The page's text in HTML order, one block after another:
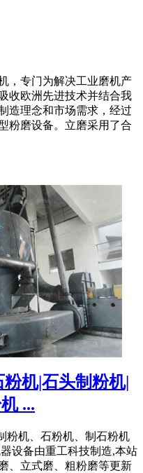
，专门为解决工业磨机产
收欧洲先进技术并结合我
造理念和市场需求，经过
粉磨设备。立磨采用了合
机|石头制粉机|
...
粉机、石粉机、制石粉机
设备由重工科技制造,本站
、立式磨、粗粉磨等更新